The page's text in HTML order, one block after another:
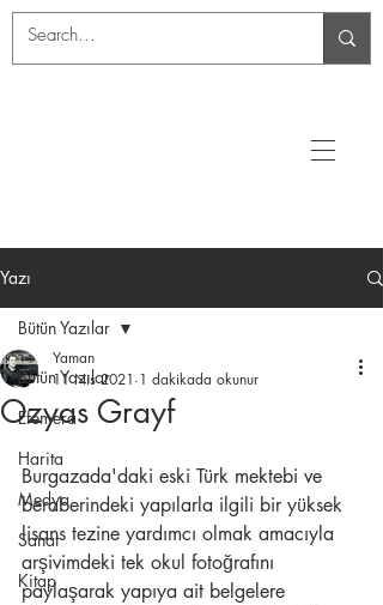
Yazı
Bütün Yazılar
Efemera
Harita
Medya
Sanat
Kitap
Bütün Yazılar
Ozyas Grayf
Yaman
11 Nis 2021 1 dakikada okunur
Burgazada'daki eski Türk mektebi ve
beraberindeki yapılarla ilgili bir yüksek
lisans tezine yardımcı olmak amacıyla
arşivimdeki tek okul fotoğrafını
paylaşarak yapıya ait belgelere